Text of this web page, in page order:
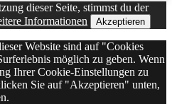
dieser Seite, stimmst du der
Informationen Akzeptieren
Website sind auf "Cookies
möglich zu geben. Wenn
Ihrer Cookie-Einstellungen zu
Sie auf "Akzeptieren" unten,